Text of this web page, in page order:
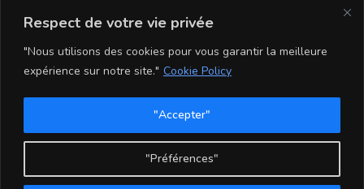
Respect de votre vie privée
"Nous utilisons des cookies pour vous garantir la meilleure
expérience sur notre site." Cookie Policy
"Préférences"
"Accepter"
La carte
Conditions Générales de Vente Mentions légales
Mon compte
Politique de Confidentialité et Cookie
Copyright - WordPress Theme by OceanWP